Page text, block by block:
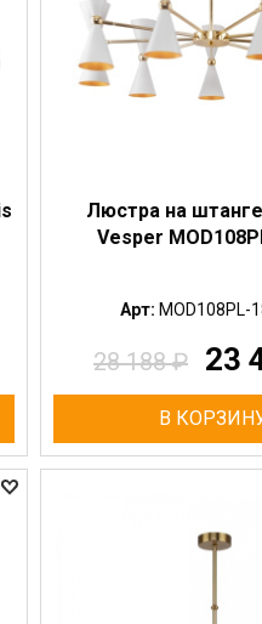
Люстра на
Vesper
Арт: MOD108PL-
28 188₽ 23
В